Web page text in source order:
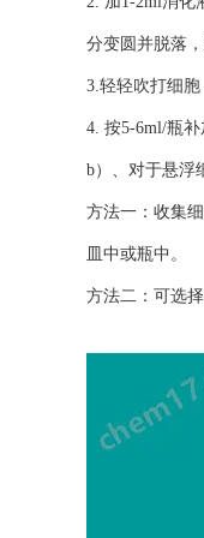
分变圆并脱落
3.轻轻吹打细胞
4. 按5-6ml/瓶
b）、对于悬浮
方法一：收集
皿中或瓶中。
方法二：可选